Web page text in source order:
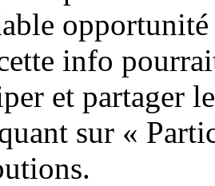
info
et partager
sur «